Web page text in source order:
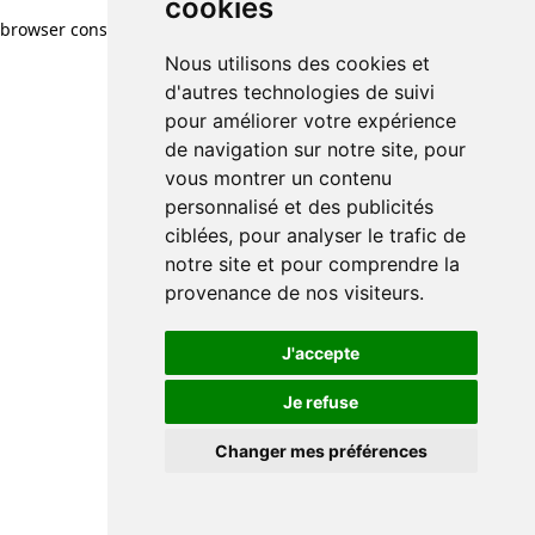
cookies
Nous utilisons des cookies et
d'autres technologies de suivi
pour améliorer votre expérience
de navigation sur notre site, pour
vous montrer un contenu
personnalisé et des publicités
ciblées, pour analyser le trafic de
notre site et pour comprendre la
provenance de nos visiteurs.
J'accepte
Je refuse
Changer mes préférences
browser console for more information)